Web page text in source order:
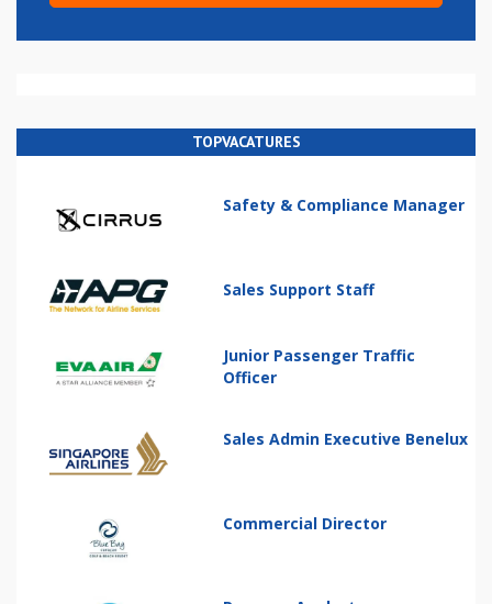
TOPVACATURES
Safety & Compliance Manager
Sales Support Staff
Junior Passenger Traffic
Officer
Sales Admin Executive Benelux
Commercial Director